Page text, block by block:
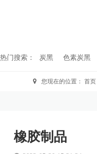
热门搜索： 炭黑 色素炭黑
您现在的位置：首页
橡胶制品